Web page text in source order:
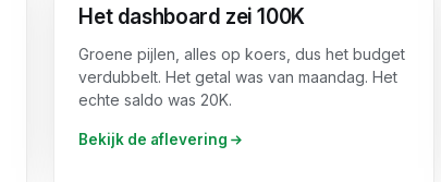
Het dashboard zei 100K
Groene pijlen, alles op koers, dus het budget
verdubbelt. Het getal was van maandag. Het
echte saldo was 20K.
Bekijk de aflevering